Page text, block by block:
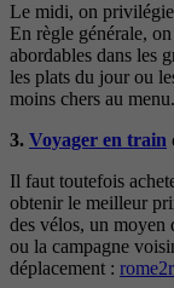
Le midi, on
En règle générale,
abordables dans les
les plats du jour ou
moins chers au menu.
3. Voyager en train
Il faut toutefois
obtenir le meilleur
des vélos, un
ou la campagne
déplacement :